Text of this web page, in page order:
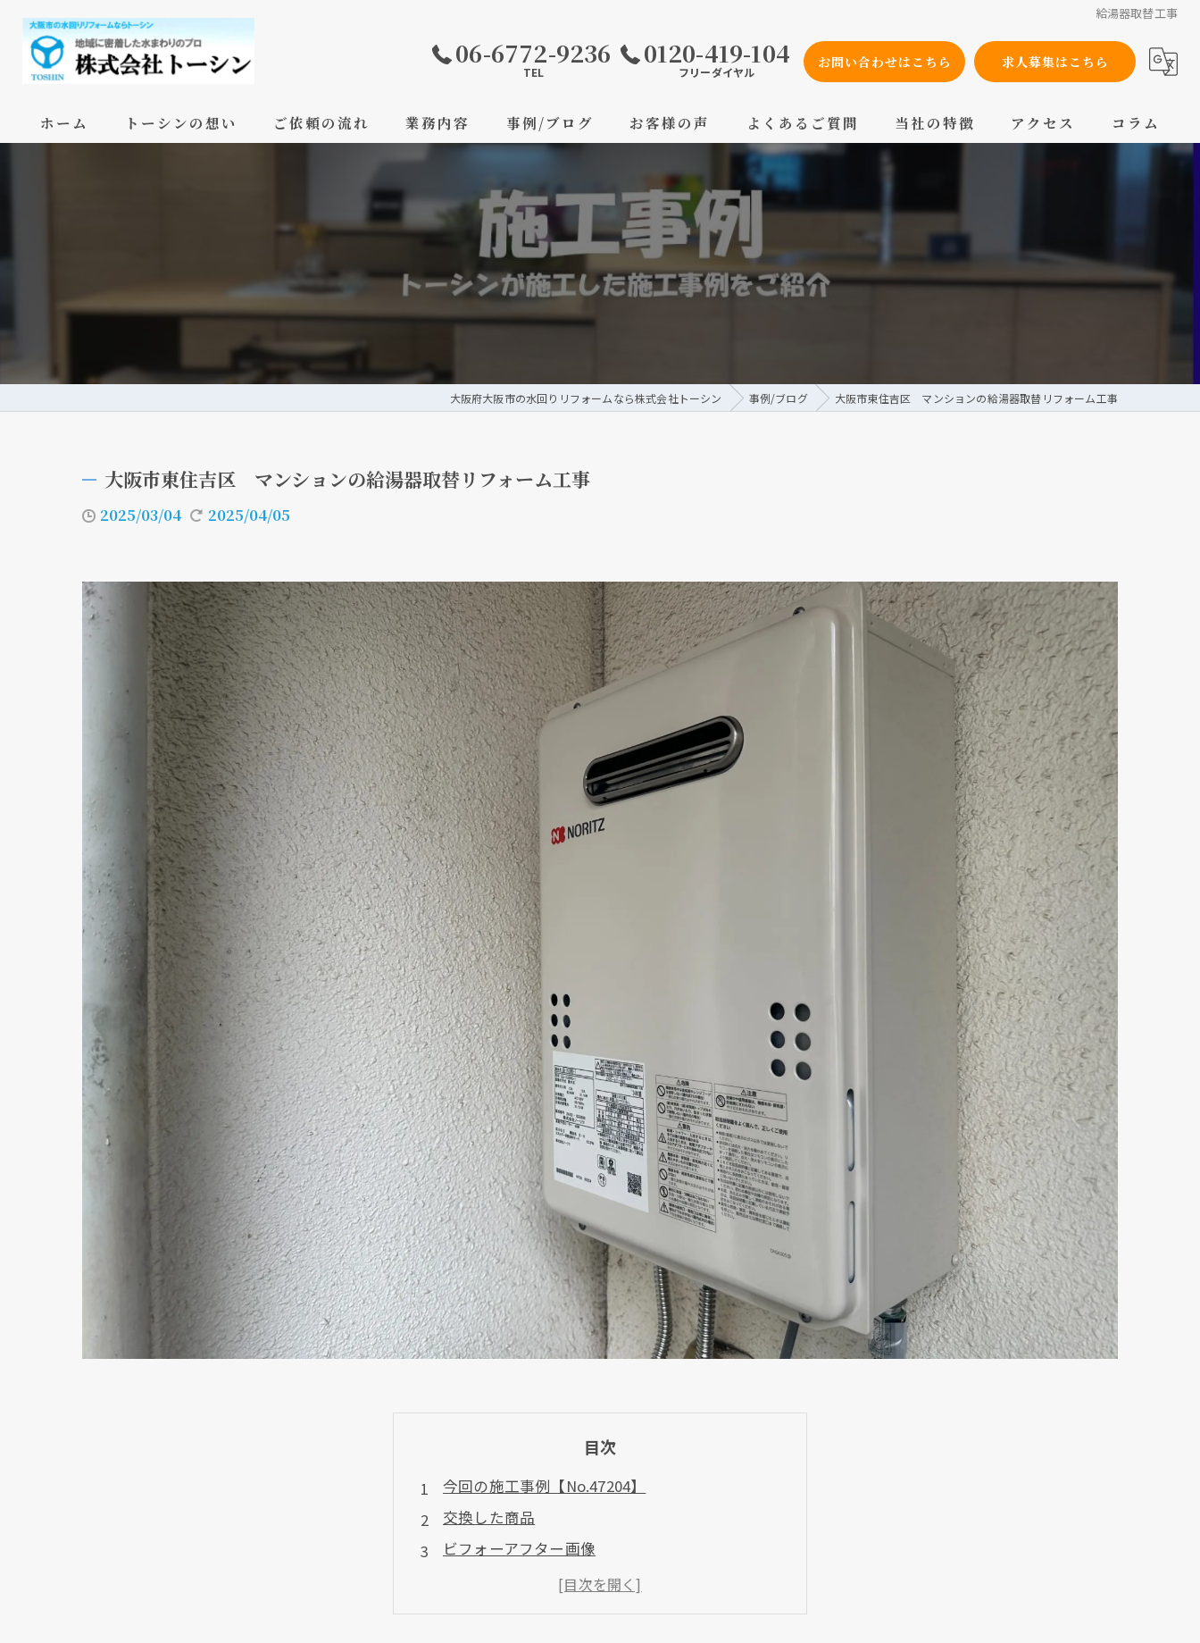
給湯器取替工事
06-6772-9236
TEL
0120-419-104
フリーダイヤル
お問い合わせはこちら 求人募集はこちら
ホーム トーシンの想い ご依頼の流れ 業務内容 事例/ブログ お客様の声 よくあるご質問 当社の特徴
メンテナンス
アクセス コラム
大阪府大阪市の水回りリフォームなら株式会社トーシン 事例/ブログ 大阪市東住吉区 マンションの給湯器取替リフォーム工事
大阪市東住吉区 マンションの給湯器取替リフォーム工事
2025/03/04 2025/04/05
目次
今回の施工事例【No.47204】
交換した商品
ビフォーアフター画像